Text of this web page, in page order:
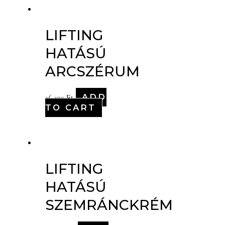
LIFTING
HATÁSÚ
ARCSZÉRUM
16,130Ft
ADD
TO CART
LIFTING
HATÁSÚ
SZEMRÁNCKRÉM